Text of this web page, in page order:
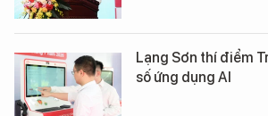
Lạng Sơn thí điểm
số ứng dụng AI